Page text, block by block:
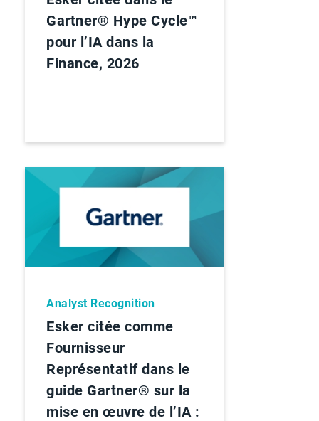
Gartner® Hype Cycle™
pour l’IA dans la
Finance, 2026
Analyst Recognition
Esker citée comme
Fournisseur
Représentatif dans le
guide Gartner® sur la
mise en œuvre de l’IA :